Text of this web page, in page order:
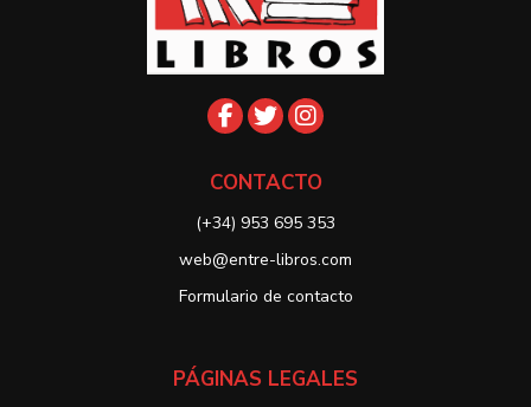
CONTACTO
(+34) 953 695 353
web@entre-libros.com
Formulario de contacto
PÁGINAS LEGALES